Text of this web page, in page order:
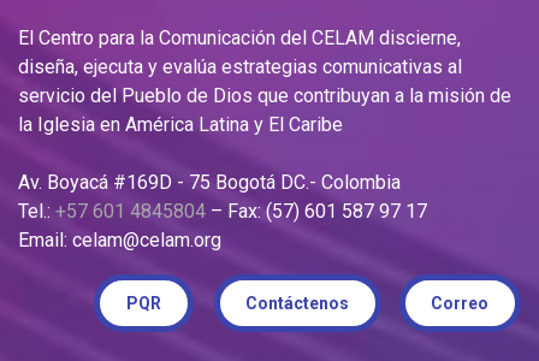
El Centro para la Comunicación del CELAM discierne,
diseña, ejecuta y evalúa estrategias comunicativas al
servicio del Pueblo de Dios que contribuyan a la misión de
la Iglesia en América Latina y El Caribe
Av. Boyacá #169D - 75 Bogotá DC.- Colombia
Tel.: +57 601 4845804 – Fax: (57) 601 587 97 17
Email: celam@celam.org
PQR Contáctenos Correo